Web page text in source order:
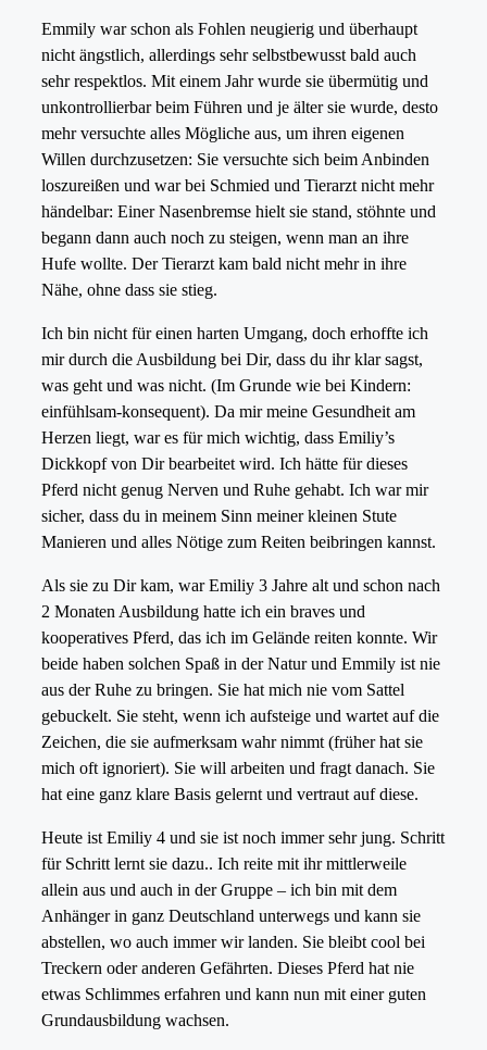
Emmily war schon als Fohlen neugierig und überhaupt
nicht ängstlich, allerdings sehr selbstbewusst bald auch
sehr respektlos. Mit einem Jahr wurde sie übermütig und
unkontrollierbar beim Führen und je älter sie wurde, desto
mehr versuchte alles Mögliche aus, um ihren eigenen
Willen durchzusetzen: Sie versuchte sich beim Anbinden
loszureißen und war bei Schmied und Tierarzt nicht mehr
händelbar: Einer Nasenbremse hielt sie stand, stöhnte und
begann dann auch noch zu steigen, wenn man an ihre
Hufe wollte. Der Tierarzt kam bald nicht mehr in ihre
Nähe, ohne dass sie stieg.
Ich bin nicht für einen harten Umgang, doch erhoffte ich
mir durch die Ausbildung bei Dir, dass du ihr klar sagst,
was geht und was nicht. (Im Grunde wie bei Kindern:
einfühlsam-konsequent). Da mir meine Gesundheit am
Herzen liegt, war es für mich wichtig, dass Emiliy’s
Dickkopf von Dir bearbeitet wird. Ich hätte für dieses
Pferd nicht genug Nerven und Ruhe gehabt. Ich war mir
sicher, dass du in meinem Sinn meiner kleinen Stute
Manieren und alles Nötige zum Reiten beibringen kannst.
Als sie zu Dir kam, war Emiliy 3 Jahre alt und schon nach
2 Monaten Ausbildung hatte ich ein braves und
kooperatives Pferd, das ich im Gelände reiten konnte. Wir
beide haben solchen Spaß in der Natur und Emmily ist nie
aus der Ruhe zu bringen. Sie hat mich nie vom Sattel
gebuckelt. Sie steht, wenn ich aufsteige und wartet auf die
Zeichen, die sie aufmerksam wahr nimmt (früher hat sie
mich oft ignoriert). Sie will arbeiten und fragt danach. Sie
hat eine ganz klare Basis gelernt und vertraut auf diese.
Heute ist Emiliy 4 und sie ist noch immer sehr jung. Schritt
für Schritt lernt sie dazu.. Ich reite mit ihr mittlerweile
allein aus und auch in der Gruppe – ich bin mit dem
Anhänger in ganz Deutschland unterwegs und kann sie
abstellen, wo auch immer wir landen. Sie bleibt cool bei
Treckern oder anderen Gefährten. Dieses Pferd hat nie
etwas Schlimmes erfahren und kann nun mit einer guten
Grundausbildung wachsen.